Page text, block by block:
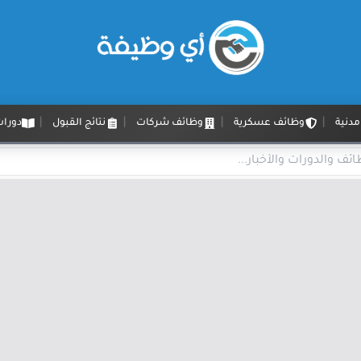
وظائف عسكرية وظائف شركات نتائج القبول